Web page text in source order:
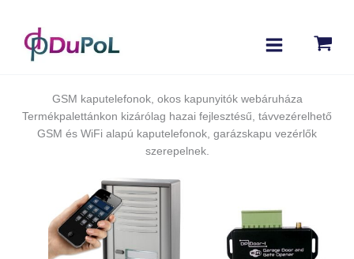
GSM kaputelefonok, okos kapunyitók webáruháza
Termékpalettánkon kizárólag hazai fejlesztésű, távvezérelhető
GSM és WiFi alapú kaputelefonok, garázskapu vezérlők
szerepelnek.